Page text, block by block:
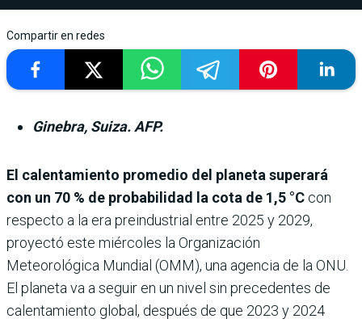
Compartir en redes
Ginebra, Suiza. AFP.
El calentamiento promedio del planeta superará
con un 70 % de probabilidad la cota de 1,5 °C con
respecto a la era preindustrial entre 2025 y 2029,
proyectó este miércoles la Organización
Meteorológica Mundial (OMM), una agencia de la ONU.
El planeta va a seguir en un nivel sin precedentes de
calentamiento global, después de que 2023 y 2024